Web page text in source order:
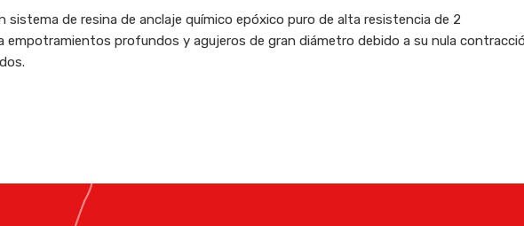
sistema de resina de anclaje químico epóxico puro de alta resistencia de 2
empotramientos profundos y agujeros de gran diámetro debido a su nula